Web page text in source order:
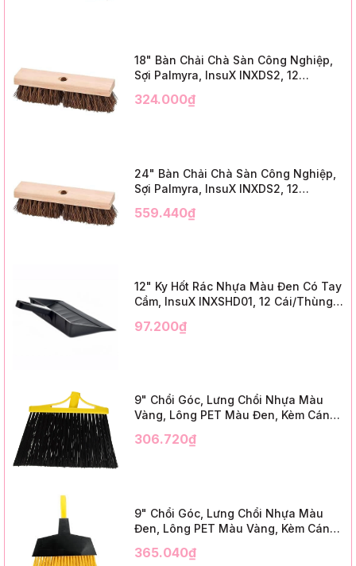
18" Bàn Chải Chà Sàn Công Nghiệp,
Sợi Palmyra, InsuX INXDS2, 12
Trim)
324.000₫
24" Bàn Chải Chà Sàn Công Nghiệp,
Sợi Palmyra, InsuX INXDS2, 12
3" Trim)
559.440₫
12" Ky Hốt Rác Nhựa Màu Đen Có Tay
Cầm, InsuX INXSHD01, 12 Cái/Thùng,
Black Plastic)
97.200₫
9" Chổi Góc, Lưng Chổi Nhựa Màu
Vàng, Lông PET Màu Đen, Kèm Cán
12 Bộ/Thùng (9" Angle Broom, Yellow
306.720₫
9" Chổi Góc, Lưng Chổi Nhựa Màu
Đen, Lông PET Màu Vàng, Kèm Cán
12 Bộ/Thùng (9" Angle Broom, Black
365.040₫